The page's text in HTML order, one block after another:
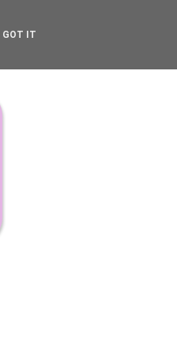
GOT IT